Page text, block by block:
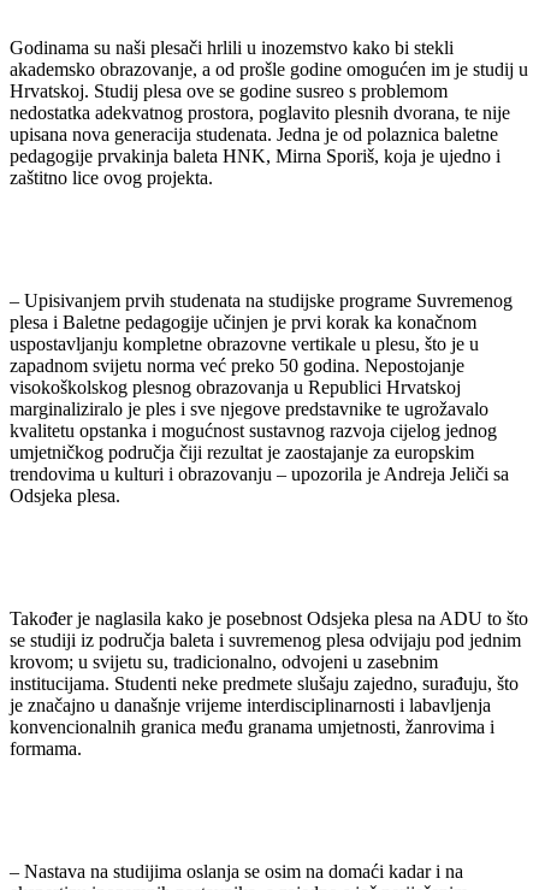
Godinama su naši plesači hrlili u inozemstvo kako bi stekli
akademsko obrazovanje, a od prošle godine omogućen im je studij u
Hrvatskoj. Studij plesa ove se godine susreo s problemom
nedostatka adekvatnog prostora, poglavito plesnih dvorana, te nije
upisana nova generacija studenata. Jedna je od polaznica baletne
pedagogije prvakinja baleta HNK, Mirna Sporiš, koja je ujedno i
zaštitno lice ovog projekta.
– Upisivanjem prvih studenata na studijske programe Suvremenog
plesa i Baletne pedagogije učinjen je prvi korak ka konačnom
uspostavljanju kompletne obrazovne vertikale u plesu, što je u
zapadnom svijetu norma već preko 50 godina. Nepostojanje
visokoškolskog plesnog obrazovanja u Republici Hrvatskoj
marginaliziralo je ples i sve njegove predstavnike te ugrožavalo
kvalitetu opstanka i mogućnost sustavnog razvoja cijelog jednog
umjetničkog područja čiji rezultat je zaostajanje za europskim
trendovima u kulturi i obrazovanju – upozorila je Andreja Jeliči sa
Odsjeka plesa.
Također je naglasila kako je posebnost Odsjeka plesa na ADU to što
se studiji iz područja baleta i suvremenog plesa odvijaju pod jednim
krovom; u svijetu su, tradicionalno, odvojeni u zasebnim
institucijama. Studenti neke predmete slušaju zajedno, surađuju, što
je značajno u današnje vrijeme interdisciplinarnosti i labavljenja
konvencionalnih granica među granama umjetnosti, žanrovima i
formama.
– Nastava na studijima oslanja se osim na domaći kadar i na